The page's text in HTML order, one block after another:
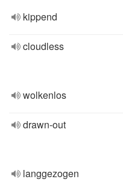
kippend
cloudless
wolkenlos
drawn-out
langgezogen